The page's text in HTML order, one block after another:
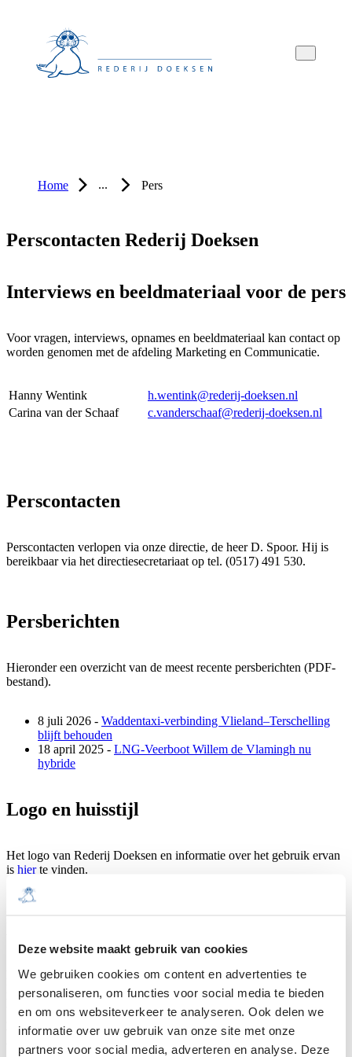
Deze website maakt gebruik van cookies
We gebruiken cookies om content en advertenties te
personaliseren, om functies voor social media te bieden
en om ons websiteverkeer te analyseren. Ook delen we
informatie over uw gebruik van onze site met onze
partners voor social media, adverteren en analyse. Deze
Overslaan
naar
hoofdnavigatie
Overslaan
naar
hoofdinhoud
Overslaan
naar
voettekstinhoud
Home ... Pers
Perscontacten Rederij Doeksen
Interviews en beeldmateriaal voor de pers
Voor vragen, interviews, opnames en beeldmateriaal kan contact op
worden genomen met de afdeling Marketing en Communicatie.
Hanny Wentink
h.wentink@rederij-doeksen.nl
Carina van der Schaaf
c.vanderschaaf@rederij-doeksen.nl
Perscontacten
Perscontacten verlopen via onze directie, de heer D. Spoor. Hij is
bereikbaar via het directiesecretariaat op tel. (0517) 491 530.
Persberichten
Hieronder een overzicht van de meest recente persberichten (PDF-
bestand).
8 juli 2026 - Waddentaxi-verbinding Vlieland–Terschelling
blijft behouden
18 april 2025 - LNG-Veerboot Willem de Vlamingh nu
hybride
Logo en huisstijl
Het logo van Rederij Doeksen en informatie over het gebruik ervan
is hierte vinden.
Rederij Doeksen verzorgt de veerdienst van, naar en tussen
Harlingen, Terschelling en Vlieland. Wij streven naar een veilige,
klantvriendelijk en servicegerichte dienstverlening, uitgevoerd door
gastvrije en vakkundig opgeleide medewerkers, met moderne,
veilige en effectief uitgeruste schepen. Wij streven naar het bieden
van meer service door middel van nieuwe technologieën voor,